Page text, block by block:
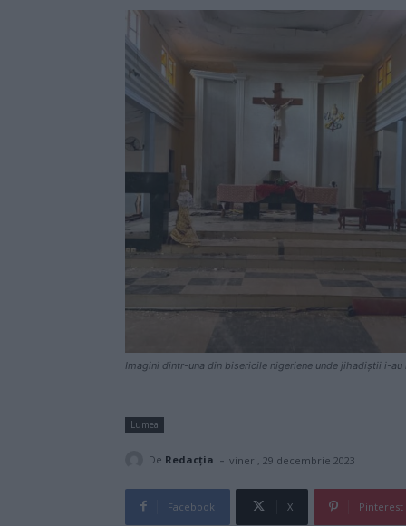
Imagini dintr-una din bisericile nigeriene unde jihadiștii i-
Lumea
De Redacţia - vineri, 29 decembrie 2023
Facebook X Pinterest